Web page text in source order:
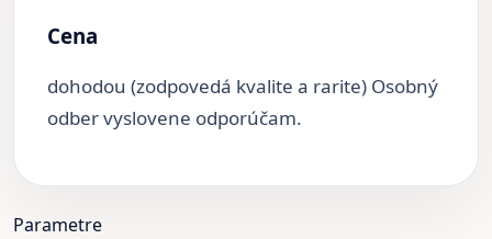
Cena
dohodou (zodpovedá kvalite a rarite) Osobný
odber vyslovene odporúčam.
Parametre